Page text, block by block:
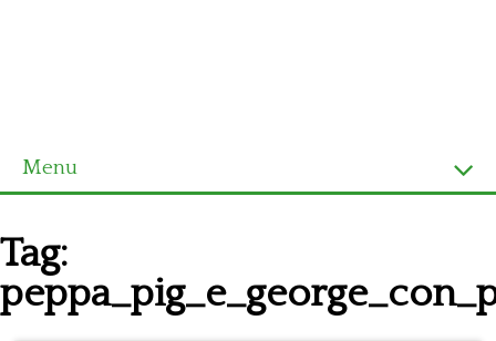
Menu
Ultimi schemi
Alfabeto
Tag: